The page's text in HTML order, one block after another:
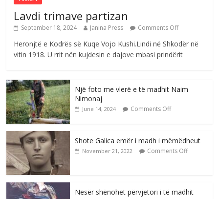
Lavdi trimave partizan
September 18, 2024 Janina Press Comments Off
Heronjtë e Kodrës së Kuqe Vojo Kushi.Lindi në Shkodër në
vitin 1918. U rrit nën kujdesin e dajove mbasi prindërit
Një foto me vlerë e të madhit Naim
Nimonaj
June 14, 2024 Comments Off
Shote Galica emër i madh i mëmëdheut
November 21, 2022 Comments Off
Nesër shënohet përvjetori i të madhit